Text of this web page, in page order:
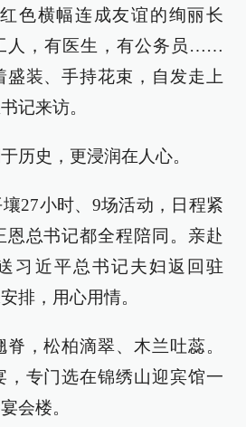
色横幅连成友谊的绚丽长
人，有医生，有公务员……
盛装、手持花束，自发走上
记来访。
历史，更浸润在人心。
27小时、9场活动，日程紧
恩总书记都全程陪同。亲赴
习近平总书记夫妇返回驻
，用心用情。
，松柏滴翠、木兰吐蕊。
，专门选在锦绣山迎宾馆一
会楼。